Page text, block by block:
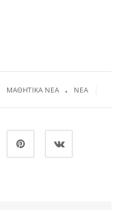
ΜΑΘΗΤΙΚΆ ΝΈΑ . ΝΈΑ